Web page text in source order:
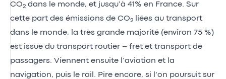
CO2 dans le monde, et jusqu’à 41% en France. Sur
cette part des émissions de CO2
liées au transport
dans le monde, la très grande majorité (environ 75 %)
est issue du transport routier – fret et transport de
passagers. Viennent ensuite l’aviation et la
navigation, puis le rail. Pire encore, si l’on poursuit sur